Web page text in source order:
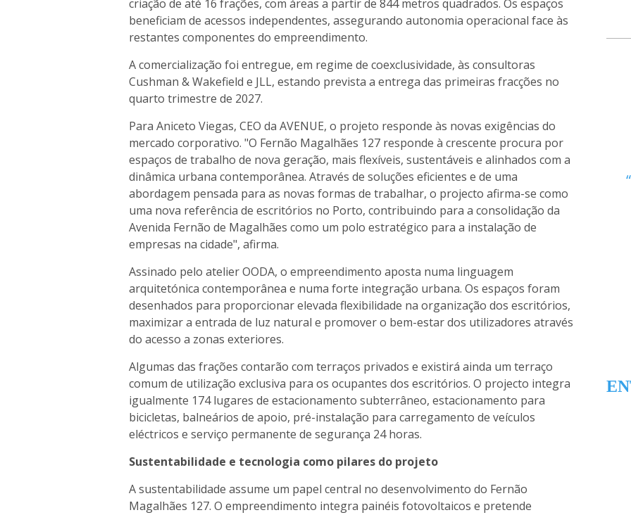
criação de até 16 frações, com áreas a partir de 844 metros quadrados. Os espaços
beneficiam de acessos independentes, assegurando autonomia operacional face às
restantes componentes do empreendimento.
A comercialização foi entregue, em regime de coexclusividade, às consultoras
Cushman & Wakefield e JLL, estando prevista a entrega das primeiras fracções no
quarto trimestre de 2027.
Para Aniceto Viegas, CEO da AVENUE, o projeto responde às novas exigências do
mercado corporativo. "O Fernão Magalhães 127 responde à crescente procura por
espaços de trabalho de nova geração, mais flexíveis, sustentáveis e alinhados com a
dinâmica urbana contemporânea. Através de soluções eficientes e de uma
abordagem pensada para as novas formas de trabalhar, o projecto afirma-se como
uma nova referência de escritórios no Porto, contribuindo para a consolidação da
Avenida Fernão de Magalhães como um polo estratégico para a instalação de
empresas na cidade", afirma.
Assinado pelo atelier OODA, o empreendimento aposta numa linguagem
arquitetónica contemporânea e numa forte integração urbana. Os espaços foram
desenhados para proporcionar elevada flexibilidade na organização dos escritórios,
maximizar a entrada de luz natural e promover o bem-estar dos utilizadores através
do acesso a zonas exteriores.
Algumas das frações contarão com terraços privados e existirá ainda um terraço
comum de utilização exclusiva para os ocupantes dos escritórios. O projecto integra
igualmente 174 lugares de estacionamento subterrâneo, estacionamento para
bicicletas, balneários de apoio, pré-instalação para carregamento de veículos
eléctricos e serviço permanente de segurança 24 horas.
Sustentabilidade e tecnologia como pilares do projeto
A sustentabilidade assume um papel central no desenvolvimento do Fernão
Magalhães 127. O empreendimento integra painéis fotovoltaicos e pretende